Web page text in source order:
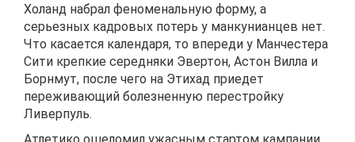
Холанд набрал феноменальную форму, а
серьезных кадровых потерь у манкунианцев нет.
Что касается календаря, то впереди у Манчестера
Сити крепкие середняки Эвертон, Астон Вилла и
Борнмут, после чего на Этихад приедет
переживающий болезненную перестройку
Ливерпуль.